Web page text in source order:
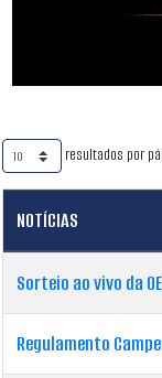
resultados por
NOTÍCIAS
Sorteio ao vivo da
Regulamento